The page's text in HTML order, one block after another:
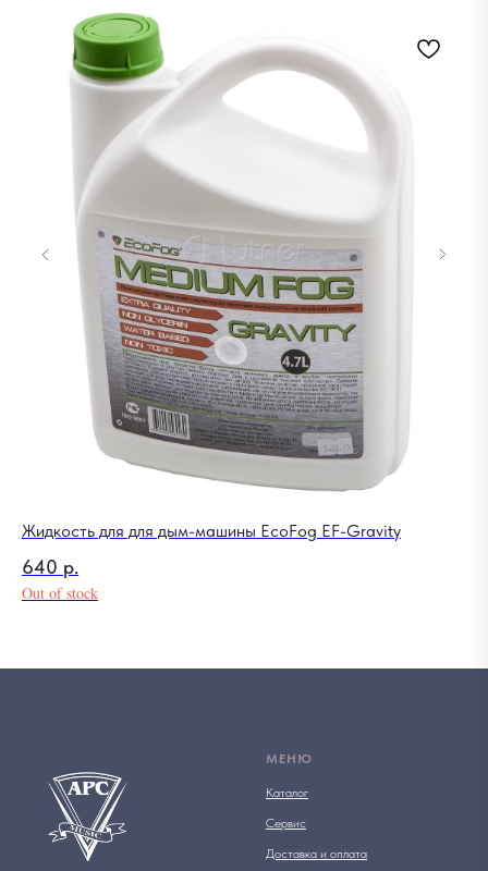
Жидкость для для дым-машины EcoFog EF-Gravity
640 р.
Out of stock
МЕНЮ
Каталог
Сервис
Доставка и оплата